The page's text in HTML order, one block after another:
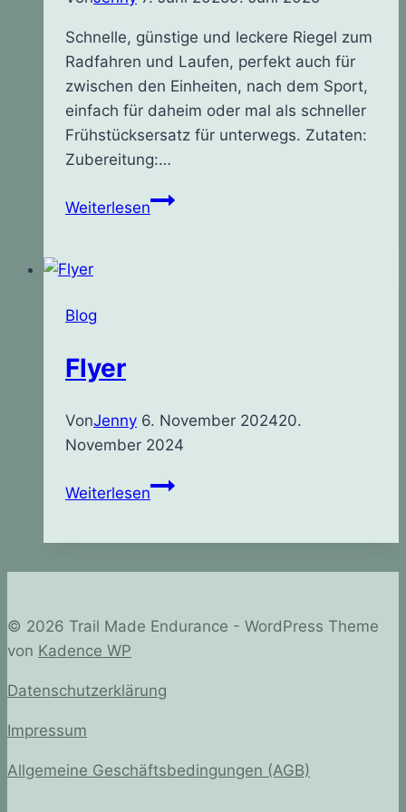
Schnelle, günstige und leckere Riegel zum
Radfahren und Laufen, perfekt auch für
zwischen den Einheiten, nach dem Sport,
einfach für daheim oder mal als schneller
Frühstücksersatz für unterwegs. Zutaten:
Zubereitung:…
WeiterlesenHaferriegel
Blog
Flyer
VonJenny 6. November 202420.
November 2024
WeiterlesenFlyer
© 2026 Trail Made Endurance - WordPress Theme
von Kadence WP
Datenschutzerklärung
Impressum
Allgemeine Geschäftsbedingungen (AGB)